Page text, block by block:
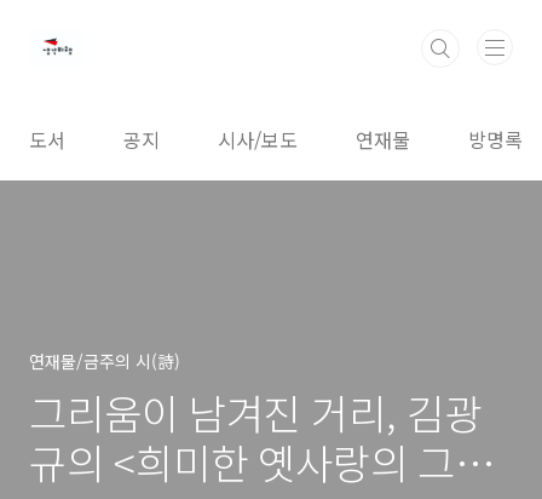
도서 공지 시사/보도 연재물 방명록
연재물/금주의 시(詩)
그리움이 남겨진 거리, 김광
규의 <희미한 옛사랑의 그림